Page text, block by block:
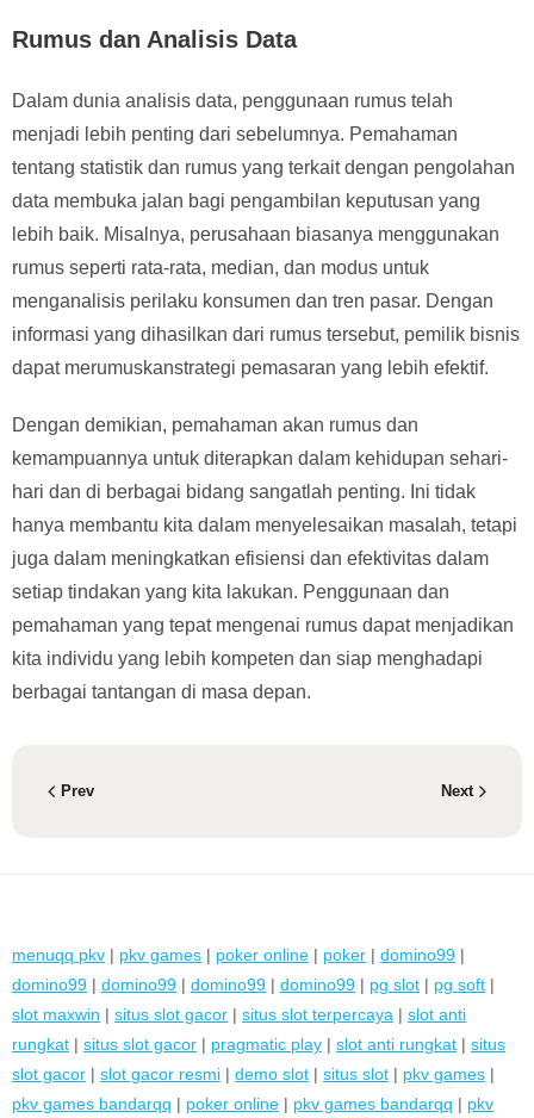
Rumus dan Analisis Data
Dalam dunia analisis data, penggunaan rumus telah
menjadi lebih penting dari sebelumnya. Pemahaman
tentang statistik dan rumus yang terkait dengan pengolahan
data membuka jalan bagi pengambilan keputusan yang
lebih baik. Misalnya, perusahaan biasanya menggunakan
rumus seperti rata-rata, median, dan modus untuk
menganalisis perilaku konsumen dan tren pasar. Dengan
informasi yang dihasilkan dari rumus tersebut, pemilik bisnis
dapat merumuskanstrategi pemasaran yang lebih efektif.
Dengan demikian, pemahaman akan rumus dan
kemampuannya untuk diterapkan dalam kehidupan sehari-
hari dan di berbagai bidang sangatlah penting. Ini tidak
hanya membantu kita dalam menyelesaikan masalah, tetapi
juga dalam meningkatkan efisiensi dan efektivitas dalam
setiap tindakan yang kita lakukan. Penggunaan dan
pemahaman yang tepat mengenai rumus dapat menjadikan
kita individu yang lebih kompeten dan siap menghadapi
berbagai tantangan di masa depan.
Prev Next
menuqq pkv | pkv games | poker online | poker | domino99 |
domino99 | domino99 | domino99 | domino99 | pg slot | pg soft |
slot maxwin | situs slot gacor | situs slot terpercaya | slot anti
rungkat | situs slot gacor | pragmatic play | slot anti rungkat | situs
slot gacor | slot gacor resmi | demo slot | situs slot | pkv games |
pkv games bandarqq | poker online | pkv games bandarqq | pkv